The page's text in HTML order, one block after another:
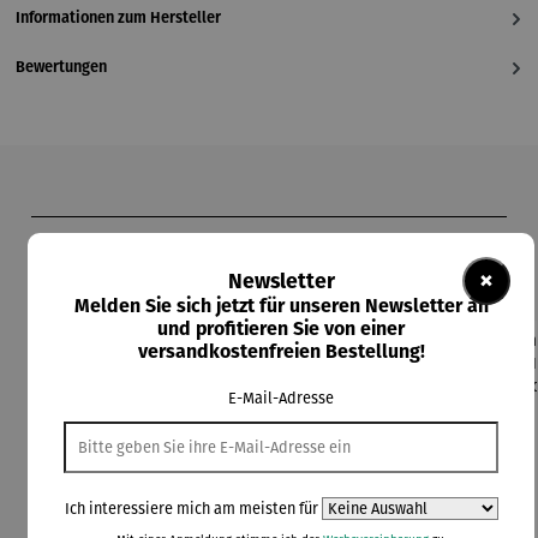
Informationen zum Hersteller
Bewertungen
×
Newsletter
Melden Sie sich jetzt für unseren Newsletter an
und profitieren Sie von einer
versandkostenfreien Bestellung!
E-Mail-Adresse
Ich interessiere mich am meisten für